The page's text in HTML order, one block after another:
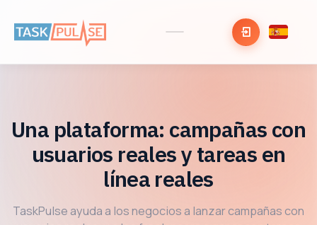
Una plataforma: campañas con
usuarios reales y tareas en
línea reales
TaskPulse ayuda a los negocios a lanzar campañas con